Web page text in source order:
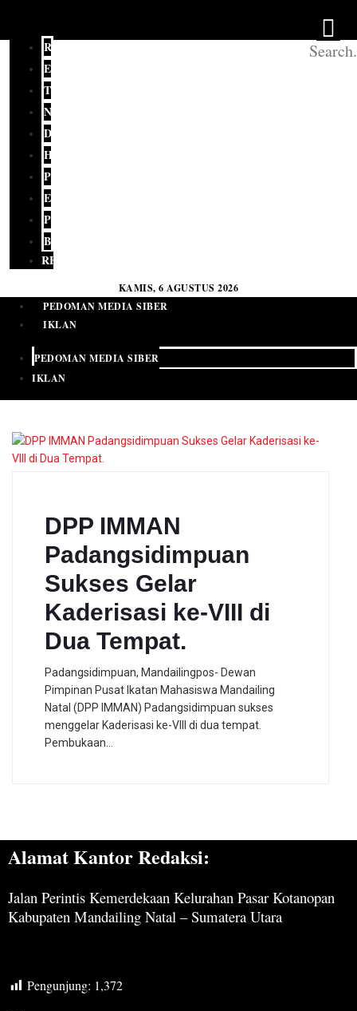
REDAKSI
EDITORIAL
TERKINI
NASIONAL
DAERAH
HUKUM
POLITIK
EKONOMI
PENDIDIKAN
BUDAYA
RELIGI
KAMIS, 6 AGUSTUS 2026
PEDOMAN MEDIA SIBER
IKLAN
PEDOMAN MEDIA SIBER
IKLAN
DPP IMMAN
Padangsidimpuan
Sukses Gelar
Kaderisasi ke-VIII di
Dua Tempat.
Padangsidimpuan, Mandailingpos- Dewan
Pimpinan Pusat Ikatan Mahasiswa Mandailing
Natal (DPP IMMAN) Padangsidimpuan sukses
menggelar Kaderisasi ke-VIII di dua tempat.
Pembukaan…
Alamat Kantor Redaksi:
Jalan Perintis Kemerdekaan Kelurahan Pasar Kotanopan
Kabupaten Mandailing Natal – Sumatera Utara
Pengunjung: 1,372